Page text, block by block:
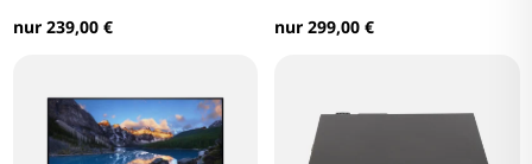
nur 239,00 €
nur 299,00 €